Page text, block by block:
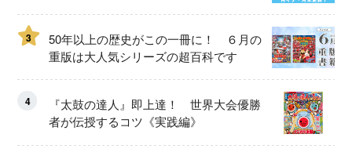
3
50年以上の歴史がこの一冊に！ ６月の
重版は大人気シリーズの超百科です
4
『太鼓の達人』即上達！ 世界大会優勝
者が伝授するコツ《実践編》